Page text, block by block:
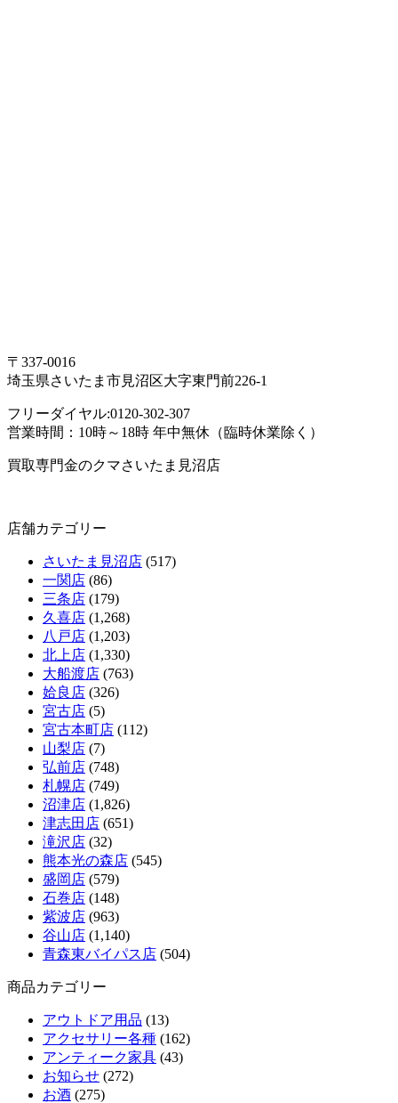
〒337-0016
埼玉県さいたま市見沼区大字東門前226-1
フリーダイヤル:0120-302-307
営業時間：10時～18時 年中無休（臨時休業除く）
買取専門金のクマさいたま見沼店
店舗カテゴリー
さいたま見沼店 (517)
一関店 (86)
三条店 (179)
久喜店 (1,268)
八戸店 (1,203)
北上店 (1,330)
大船渡店 (763)
姶良店 (326)
宮古店 (5)
宮古本町店 (112)
山梨店 (7)
弘前店 (748)
札幌店 (749)
沼津店 (1,826)
津志田店 (651)
滝沢店 (32)
熊本光の森店 (545)
盛岡店 (579)
石巻店 (148)
紫波店 (963)
谷山店 (1,140)
青森東バイパス店 (504)
商品カテゴリー
アウトドア用品 (13)
アクセサリー各種 (162)
アンティーク家具 (43)
お知らせ (272)
お酒 (275)